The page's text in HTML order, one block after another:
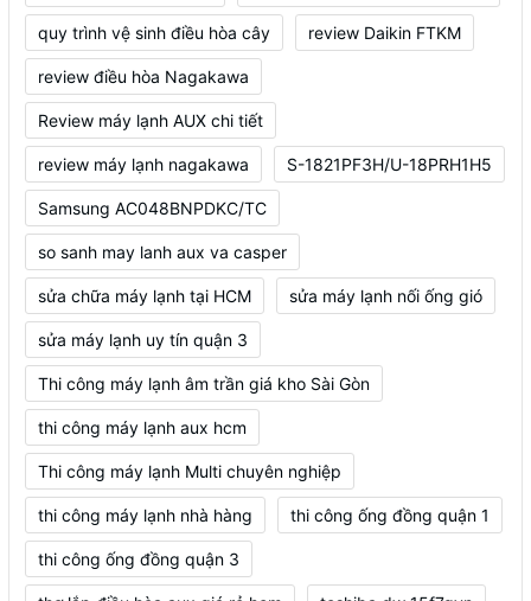
quy trình vệ sinh điều hòa cây review Daikin FTKM
review điều hòa Nagakawa
Review máy lạnh AUX chi tiết
review máy lạnh nagakawa S-1821PF3H/U-18PRH1H5
Samsung AC048BNPDKC/TC
so sanh may lanh aux va casper
sửa chữa máy lạnh tại HCM sửa máy lạnh nối ống gió
sửa máy lạnh uy tín quận 3
Thi công máy lạnh âm trần giá kho Sài Gòn
thi công máy lạnh aux hcm
Thi công máy lạnh Multi chuyên nghiệp
thi công máy lạnh nhà hàng thi công ống đồng quận 1
thi công ống đồng quận 3